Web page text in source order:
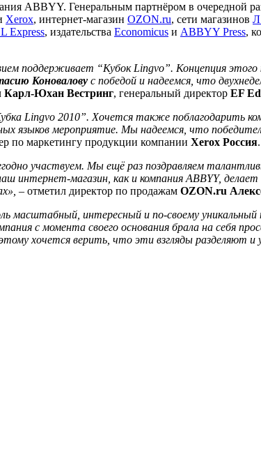
ABBYY. Генеральным партнёром в очередной
Xerox, интернет-магазин OZON.ru, сети магазинов
Express, издательства Economicus и ABBYY Press,
поддерживает “Кубок Lingvo”. Концепция
Коновалову с победой и надеемся, что
Карл-Юхан Вестринг, генеральный директор EF
Lingvo 2010”. Хочется также поблагодарить
языков мероприятие. Мы надеемся, что
по маркетингу продукции компании Xerox Россия.
участвуем. Мы ещё раз поздравляем
интернет-магазин, как и компания ABBYY,
– отметил директор по продажам OZON.ru
масштабный, интересный и по-своему уникальный
с момента своего основания брала на себя
хочется верить, что эти взгляды разделяют и